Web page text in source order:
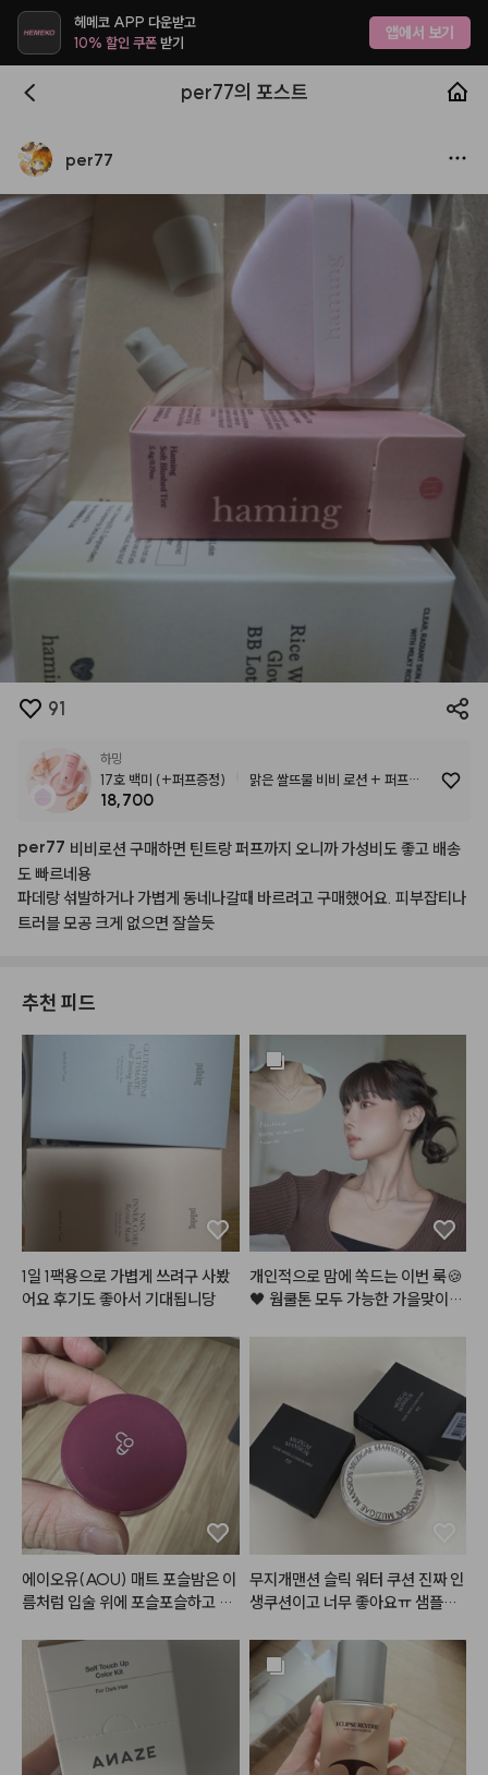
헤메코 APP 다운받고
10% 할인 쿠폰받기 앱에서 보기
per77의 포스트
per77
91
하밍
17호 백미 (+퍼프증정)
맑은 쌀뜨물 비비 로션 + 퍼프
(3colors)
18,700
per77 비비로션 구매하면 틴트랑퍼프까지 오니까 가성비도좋고 배송
도 빠르네용
파데랑 섞발하거나 가볍게 동네나갈때 바르려고구매했어요. 피부잡티나
트러블모공 크게 없으면 잘쓸듯
추천 피드
1일 1팩용으로 가볍게 쓰려구 사봤
어요 후기도 좋아서 기대됩니당
개인적으로 맘에 쏙드는 이번 룩🍪
🖤 웜쿨톤 모두 가능한 가을맞이,,
여러분이 궁금해해주신 알리에서
산 렌즈에, 진짜 너어어무 특별하
고 예쁜 레이어드 목걸이, 이 갈색
가디건은 그만입고 싶었는데ㅋㅋ
ㅋ 젤 찰떡이라 삼일째 입었어요ㅎ
그리고 해보고싶던 헤어까지! 영상
곧 들고올게요🫶🏻🤎
#메이크업 #화장품정보#make
up
에이오유(AOU) 매트 포슬밤은 이
름처럼 입술 위에 포슬포슬하고 부
크 제품입니다.
일반적인 건조하고 뻑뻑한 매트 립
과 달리, 밤 타입으로 부드럽게 발
어 입술 주름과 각질을 매끈하게 블
러 처리해 주는 효과가 탁월합니다.
무지개맨션 슬릭 워터 쿠션 진짜 인
생쿠션이고 너무 좋아요ㅠ 샘플로
고 봤는데 단종 진행중이고.. 특히
P21 컬러 본품이 다 품절이더라고
요 그래서 하는수없이 미니 사이즈
라도 일단 쟁였어요.. 본품 디자인
패키지도 감각적이고 사고싶었는
데 일단 미니라도 있어서 좋아요.